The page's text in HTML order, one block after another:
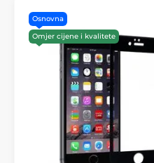
Osnovna
Omjer cijene i kvalitete